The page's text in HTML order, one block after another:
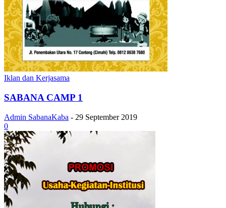
Iklan dan Kerjasama
SABANA CAMP 1
Admin SabanaKaba - 29 September 2019
0